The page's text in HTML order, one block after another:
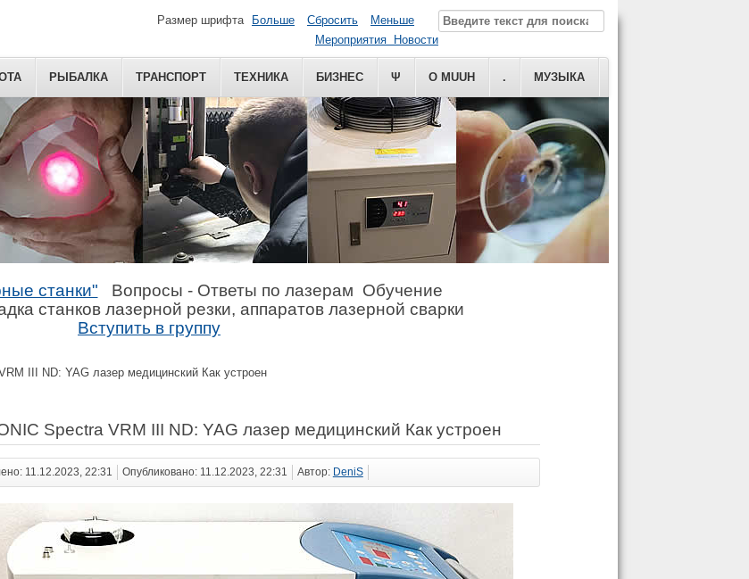
РЫБАЛКА ТРАНСПОРТ ТЕХНИКА БИЗНЕС Ψ О MUUH . МУЗЫКА
станки" Вопросы - Ответы по лазерам Обучение
станков лазерной резки, аппаратов лазерной сварки
Вступить в группу
Размер шрифта Больше Сбросить
Меньше
Мероприятия Новости
III ND: YAG лазер медицинский Как устроен
Spectra VRM III ND: YAG лазер медицинский Как устроен
11.12.2023, 22:31 Опубликовано: 11.12.2023, 22:31 Автор: DeniS